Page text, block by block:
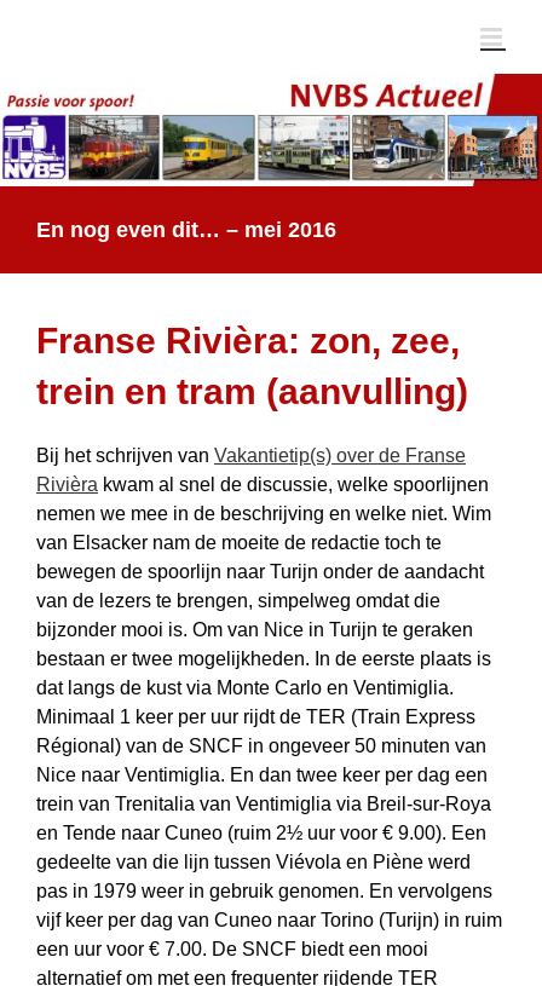
En nog even dit… – mei 2016
Franse Rivièra: zon, zee,
trein en tram (aanvulling)
Bij het schrijven van Vakantietip(s) over de Franse
Rivièra kwam al snel de discussie, welke spoorlijnen
nemen we mee in de beschrijving en welke niet. Wim
van Elsacker nam de moeite de redactie toch te
bewegen de spoorlijn naar Turijn onder de aandacht
van de lezers te brengen, simpelweg omdat die
bijzonder mooi is. Om van Nice in Turijn te geraken
bestaan er twee mogelijkheden. In de eerste plaats is
dat langs de kust via Monte Carlo en Ventimiglia.
Minimaal 1 keer per uur rijdt de TER (Train Express
Régional) van de SNCF in ongeveer 50 minuten van
Nice naar Ventimiglia. En dan twee keer per dag een
trein van Trenitalia van Ventimiglia via Breil-sur-Roya
en Tende naar Cuneo (ruim 2½ uur voor € 9.00). Een
gedeelte van die lijn tussen Viévola en Piène werd
pas in 1979 weer in gebruik genomen. En vervolgens
vijf keer per dag van Cuneo naar Torino (Turijn) in ruim
een uur voor € 7.00. De SNCF biedt een mooi
alternatief om met een frequenter rijdende TER